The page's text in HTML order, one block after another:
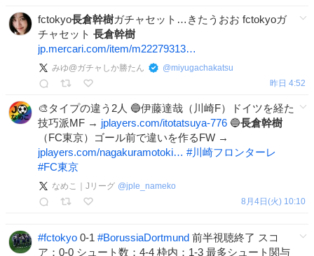
fctokyo長倉幹樹ガチャセット…きたうおお fctokyoガ
チャセット 長倉幹樹
jp.mercari.com/item/m22279313…
みゆ@ガチャしか勝たん @miyugachakatsu
昨日 4:52
🎨タイプの違う2人 🔵伊藤達哉（川崎F）ドイツを経た
技巧派MF → jplayers.com/itotatsuya-776 🔵長倉幹樹
（FC東京）ゴール前で違いを作るFW →
jplayers.com/nagakuramotoki… #川崎フロンターレ
#FC東京
なめこ｜Jリーグ @jple_nameko
8月4日(火) 10:10
#fctokyo 0-1 #BorussiaDortmund 前半視聴終了 スコ
ア：0-0 シュート数：4-4 枠内：1-3 最多シュート関与